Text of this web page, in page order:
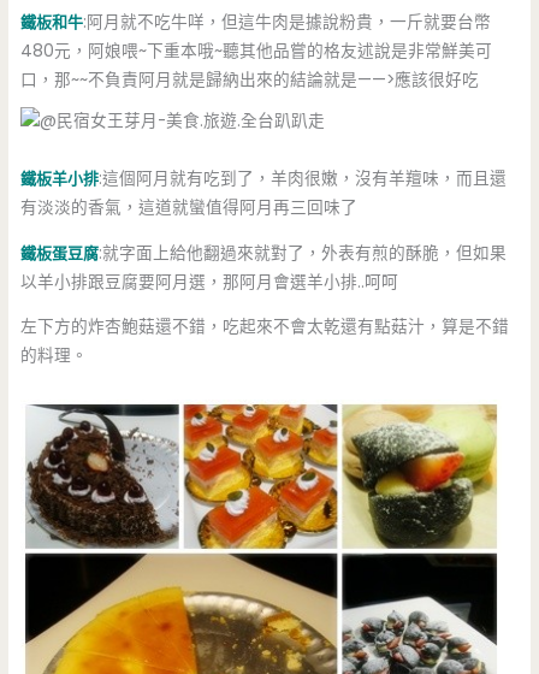
鐵板和牛:阿月就不吃牛咩，但這牛肉是據說粉貴，一斤就要台幣
480元，阿娘喂~下重本哦~聽其他品嘗的格友述說是非常鮮美可
口，那~~不負責阿月就是歸納出來的結論就是——>應該很好吃
鐵板羊小排:這個阿月就有吃到了，羊肉很嫩，沒有羊羶味，而且還
有淡淡的香氣，這道就蠻值得阿月再三回味了
鐵板蛋豆腐:就字面上給他翻過來就對了，外表有煎的酥脆，但如果
以羊小排跟豆腐要阿月選，那阿月會選羊小排..呵呵
左下方的炸杏鮑菇還不錯，吃起來不會太乾還有點菇汁，算是不錯
的料理。